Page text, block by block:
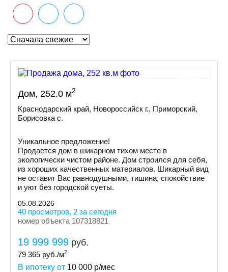
Дом, 252.0 м2
Краснодарский край, Новороссийск г., Приморский,
Борисовка с.
Уникальное предложение!
Продается дом в шикарном тихом месте в
экологически чистом районе. Дом строился для себя,
из хороших качественных материалов. Шикарный вид
не оставит Вас равнодушными, тишина, спокойствие
и уют без городской суеты.
05.08.2026
40 просмотров, 2 за сегодня
номер объекта 107318821
19 999 999 руб.
79 365 руб./м2
В ипотеку от 10 000 р/мес